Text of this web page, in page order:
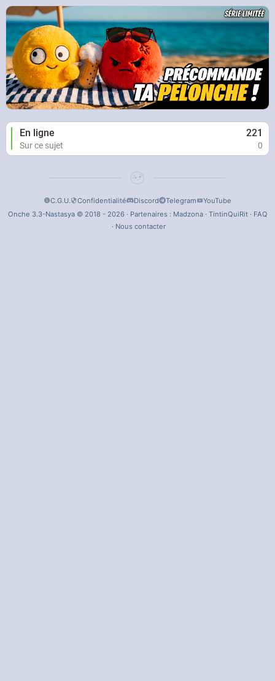
En ligne 221
Sur ce sujet 0
C.G.U. Confidentialité Discord Telegram
YouTube
Onche 3.3-Nastasya © 2018 - 2026 · Partenaires : Madzona· TintinQuiRit· FAQ
· Nous contacter